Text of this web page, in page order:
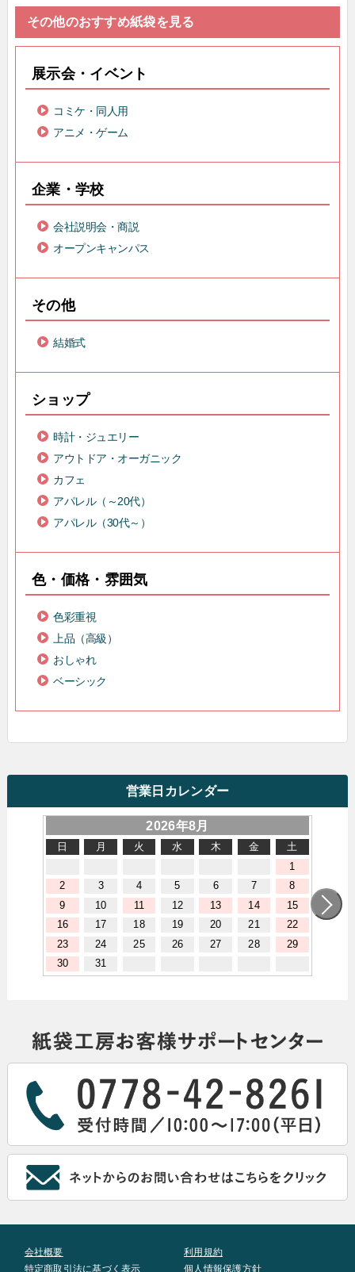
その他のおすすめ紙袋を見る
展示会・イベント
コミケ・同人用
アニメ・ゲーム
企業・学校
会社説明会・商説
オープンキャンパス
その他
結婚式
ショップ
時計・ジュエリー
アウトドア・オーガニック
カフェ
アパレル（～20代）
アパレル（30代～）
色・価格・雰囲気
色彩重視
上品（高級）
おしゃれ
ベーシック
営業日カレンダー
2026年8月
日 月 火 水 木 金
土
1
2
3 4 5 6 7
8
9
10 11 12 13 14
15
16
17 18 19 20 21
22
23
24 25 26 27 28
29
30
31
会社概要
利用規約
特定商取引法に基づく表示
個人情報保護方針